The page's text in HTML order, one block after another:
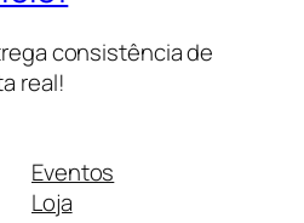
consistência de
real!
Eventos
Loja